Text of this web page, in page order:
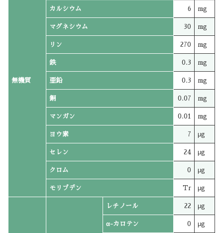
無機質
カルシウム 6 mg
マグネシウム 30 mg
リン 270 mg
鉄 0.3 mg
亜鉛 0.3 mg
銅 0.07 mg
マンガン 0.01 mg
ヨウ素 7 μg
セレン 24 μg
クロム 0 μg
モリブデン Tr μg
レチノール 22 μg
α-カロテン 0 μg